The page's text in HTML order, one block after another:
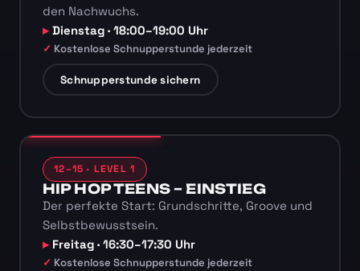
den Nachwuchs.
Dienstag · 18:00–19:00 Uhr
Kostenlose Schnupperstunde jederzeit
Schnupperstunde sichern
12–15 · LEVEL 1
HIP HOP TEENS – EINSTIEG
Der perfekte Start: Grundschritte, Groove und
Selbstbewusstsein.
Freitag · 16:30–17:30 Uhr
Kostenlose Schnupperstunde jederzeit